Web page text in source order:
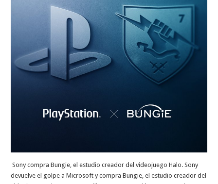
Sony compra Bungie, el estudio creador del videojuego Halo. Sony
devuelve el golpe a Microsoft y compra Bungie, el estudio creador del